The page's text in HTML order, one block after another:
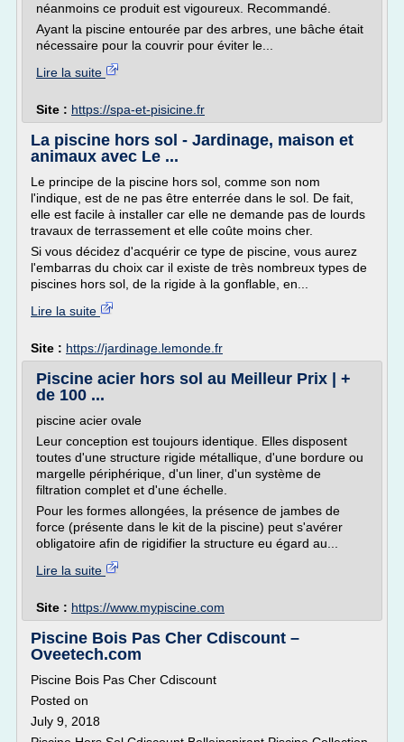
néanmoins ce produit est vigoureux. Recommandé.
Ayant la piscine entourée par des arbres, une bâche était
nécessaire pour la couvrir pour éviter le...
Lire la suite
Site : https://spa-et-pisicine.fr
La piscine hors sol - Jardinage, maison et
animaux avec Le ...
Le principe de la piscine hors sol, comme son nom
l'indique, est de ne pas être enterrée dans le sol. De fait,
elle est facile à installer car elle ne demande pas de lourds
travaux de terrassement et elle coûte moins cher.
Si vous décidez d'acquérir ce type de piscine, vous aurez
l'embarras du choix car il existe de très nombreux types de
piscines hors sol, de la rigide à la gonflable, en...
Lire la suite
Site : https://jardinage.lemonde.fr
Piscine acier hors sol au Meilleur Prix | +
de 100 ...
piscine acier ovale
Leur conception est toujours identique. Elles disposent
toutes d'une structure rigide métallique, d'une bordure ou
margelle périphérique, d'un liner, d'un système de
filtration complet et d'une échelle.
Pour les formes allongées, la présence de jambes de
force (présente dans le kit de la piscine) peut s'avérer
obligatoire afin de rigidifier la structure eu égard au...
Lire la suite
Site : https://www.mypiscine.com
Piscine Bois Pas Cher Cdiscount –
Oveetech.com
Piscine Bois Pas Cher Cdiscount
Posted on
July 9, 2018